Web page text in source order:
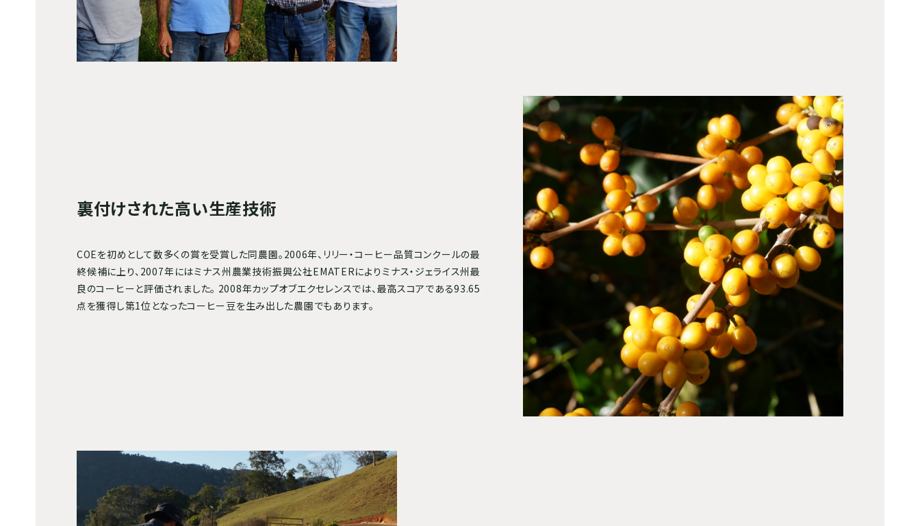
裏付けされた高い生産技術
COEを初めとして数多くの賞を受賞した同農園。2006年、リリー・コーヒー品質コンクールの最
終候補に上り、2007年にはミナス州農業技術振興公社EMATERによりミナス・ジェライス州最
良のコーヒーと評価されました。 2008年カップオブエクセレンスでは、最高スコアである93.65
点を獲得し第1位となったコーヒー豆を生み出した農園でもあります。